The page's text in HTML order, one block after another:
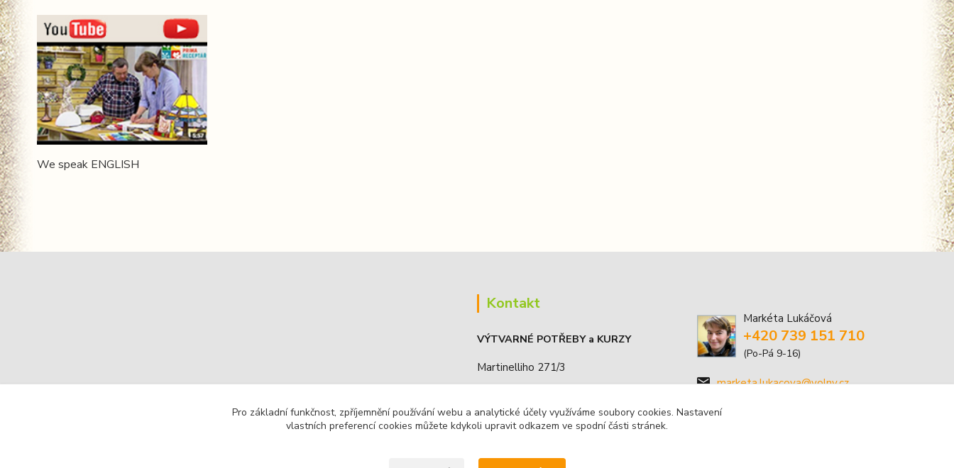
We speak ENGLISH
Kontakt
VÝTVARNÉ POTŘEBY a KURZY
Martinelliho 271/3
IČO: 68885636
Markéta Lukáčová
+420 739 151 710
(Po-Pá 9-16)
marketa.lukacova@volny.cz
Pro základní funkčnost, zpříjemnění používání webu a analytické účely využíváme soubory cookies. Nastavení
vlastních preferencí cookies můžete kdykoli upravit odkazem ve spodní části stránek.